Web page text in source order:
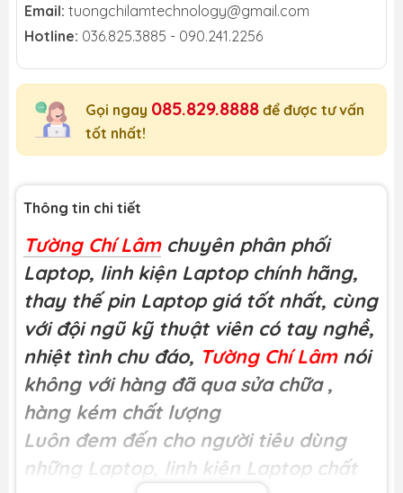
Email: tuongchilamtechnology@gmail.com
Hotline: 036.825.3885 - 090.241.2256
Gọi ngay 085.829.8888 để được tư vấn
tốt nhất!
Thông tin chi tiết
Tường Chí Lâm chuyên phân phối
Laptop, linh kiện Laptop chính hãng,
thay thế pin Laptop giá tốt nhất, cùng
với đội ngũ kỹ thuật viên có tay nghề,
nhiệt tình chu đáo, Tường Chí Lâm nói
không với hàng đã qua sửa chữa ,
hàng kém chất lượng
Luôn đem đến cho người tiêu dùng
những Laptop, linh kiện Laptop chất